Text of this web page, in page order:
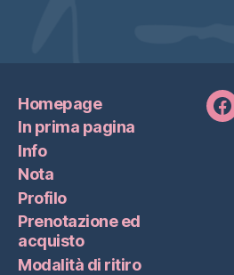
Homepage
In prima pagina
Info
Nota
Profilo
Prenotazione ed
acquisto
Modalità di ritiro